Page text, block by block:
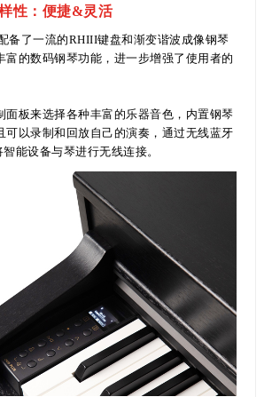
性：便捷&灵活
备了一流的RHIII键盘和渐变谐波成像钢琴
富的数码钢琴功能，进一步增强了使用者的
面板来选择各种丰富的乐器音色，内置钢琴
可以录制和回放自己的演奏，通过无线蓝牙
能设备与琴进行无线连接。